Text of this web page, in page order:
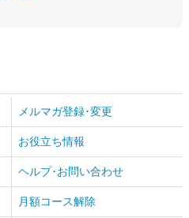
メルマガ登録･変更
お役立ち情報
ヘルプ･お問い合わせ
月額コース解除